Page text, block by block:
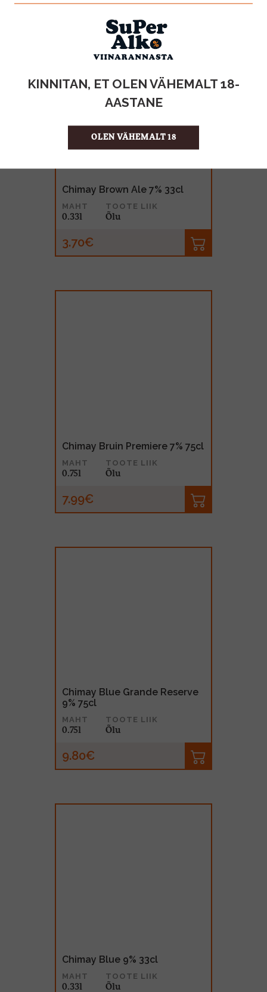
KINNITAN, ET OLEN VÄHEMALT 18-
AASTANE
OLEN VÄHEMALT 18
Chimay Brown Ale 7% 33cl
MAHT
0.33l
TOOTE LIIK
Õlu
3.70€
Chimay Bruin Premiere 7% 75cl
MAHT
0.75l
TOOTE LIIK
Õlu
7.99€
Chimay Blue Grande Reserve
9% 75cl
MAHT
0.75l
TOOTE LIIK
Õlu
9.80€
Chimay Blue 9% 33cl
MAHT
0.33l
TOOTE LIIK
Õlu